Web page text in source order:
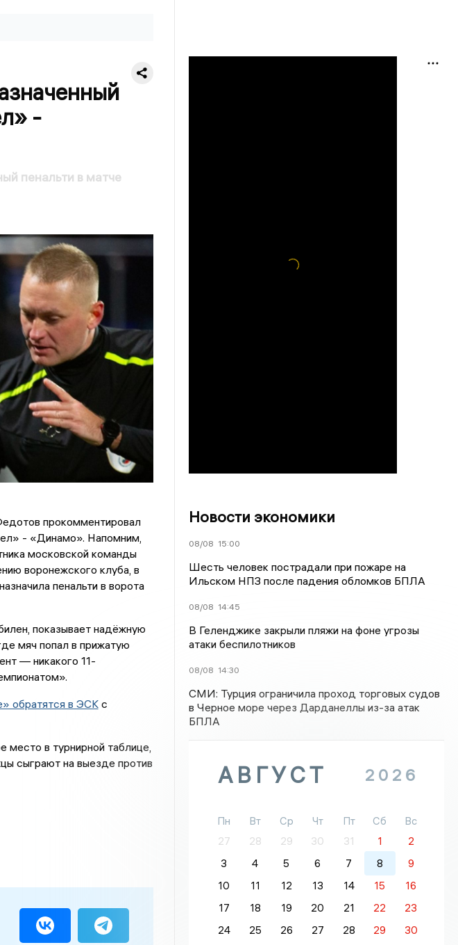
-
пенальти в матче
прокомментировал
- «Динамо». Напомним,
московской команды
воронежского клуба, в
пенальти в ворота
показывает надёжную
мяч попал в прижатую
— никакого 11-
обратятся в ЭСКс
в турнирной таблице,
сыграют на выезде против
Новости экономики
08/08 15:00
Шесть человек пострадали при пожаре на
Ильском НПЗ после падения обломков БПЛА
08/08 14:45
В Геленджике закрыли пляжи на фоне угрозы
атаки беспилотников
08/08 14:30
СМИ: Турция ограничила проход торговых судов
в Черное море через Дарданеллы из-за атак
БПЛА
АВГУСТ 2026
Пн Вт Ср Чт Пт Сб
Вс
27
28 29 30 31 1
2
3
4 5 6 7 8
9
10
11 12 13 14 15
16
17
18 19 20 21 22
23
24
25 26 27 28 29
30